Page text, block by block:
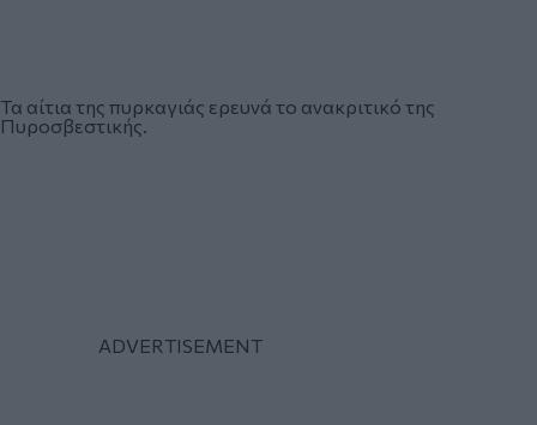
Τα αίτια της πυρκαγιάς ερευνά το ανακριτικό της
Πυροσβεστικής.